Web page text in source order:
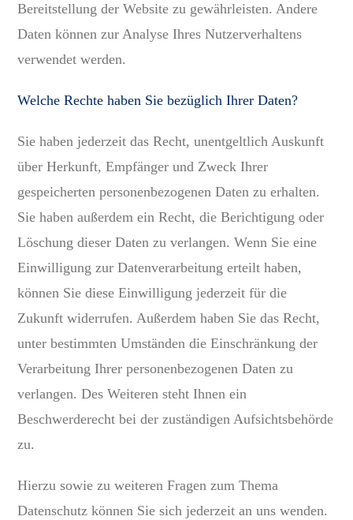
Bereitstellung der Website zu gewährleisten. Andere
Daten können zur Analyse Ihres Nutzerverhaltens
verwendet werden.
Welche Rechte haben Sie bezüglich Ihrer Daten?
Sie haben jederzeit das Recht, unentgeltlich Auskunft
über Herkunft, Empfänger und Zweck Ihrer
gespeicherten personenbezogenen Daten zu erhalten.
Sie haben außerdem ein Recht, die Berichtigung oder
Löschung dieser Daten zu verlangen. Wenn Sie eine
Einwilligung zur Datenverarbeitung erteilt haben,
können Sie diese Einwilligung jederzeit für die
Zukunft widerrufen. Außerdem haben Sie das Recht,
unter bestimmten Umständen die Einschränkung der
Verarbeitung Ihrer personenbezogenen Daten zu
verlangen. Des Weiteren steht Ihnen ein
Beschwerderecht bei der zuständigen Aufsichtsbehörde
zu.
Hierzu sowie zu weiteren Fragen zum Thema
Datenschutz können Sie sich jederzeit an uns wenden.